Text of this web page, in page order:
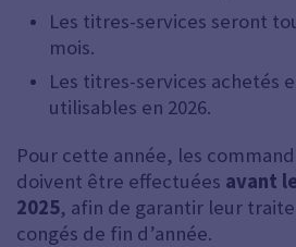
Les titres-services seront
mois.
Les titres-services achetés
utilisables en 2026.
Pour cette année, les
doivent être effectuées avant
2025, afin de garantir leur
congés de fin d’année.